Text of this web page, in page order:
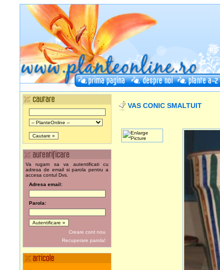
Va rugam sa va autentificati cu
adresa de email si parola pentru a
accesa contul Dvs.
Adresa email:
Parola:
Creare cont nou
Recuperare parola!
VAS CONIC SMALTUIT